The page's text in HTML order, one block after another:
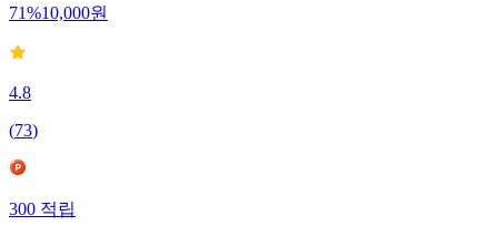
71%10,000원
4.8
(73)
300적립